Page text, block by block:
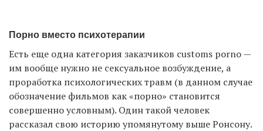
Порно вместо психотерапии
Есть еще одна категория заказчиков customs porno —
им вообще нужно не сексуальное возбуждение, а
проработка психологических травм (в данном случае
обозначение фильмов как «порно» становится
совершенно условным). Один такой человек
рассказал свою историю упомянутому выше Ронсону.